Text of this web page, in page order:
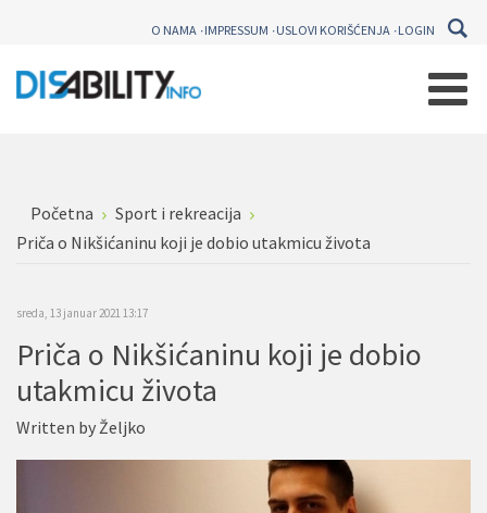
O NAMA IMPRESSUM USLOVI KORIŠĆENJA LOGIN
Početna
Sport i rekreacija
Priča o Nikšićaninu koji je dobio utakmicu života
sreda, 13 januar 2021 13:17
Priča o Nikšićaninu koji je dobio
utakmicu života
Written byŽeljko